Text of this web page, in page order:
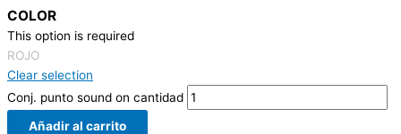
COLOR
This option is required
ROJO
Clear selection
Conj. punto sound on cantidad
Añadir al carrito